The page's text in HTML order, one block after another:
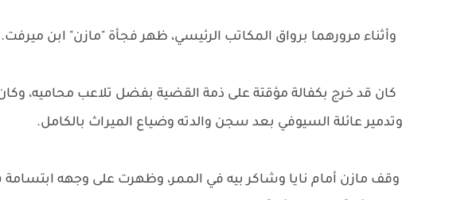
وأثناء مرورهما برواق المكاتب الرئيسي، ظهر فجأة "مازن" ابن ميرفت.
كان قد خرج بكفالة مؤقتة على ذمة القضية بفضل تلاعب محاميه،
وتدمير عائلة السيوفي بعد سجن والدته وضياع الميراث بالكامل.
وقف مازن أمام نايا وشاكر بيه في الممر، وظهرت على وجهه